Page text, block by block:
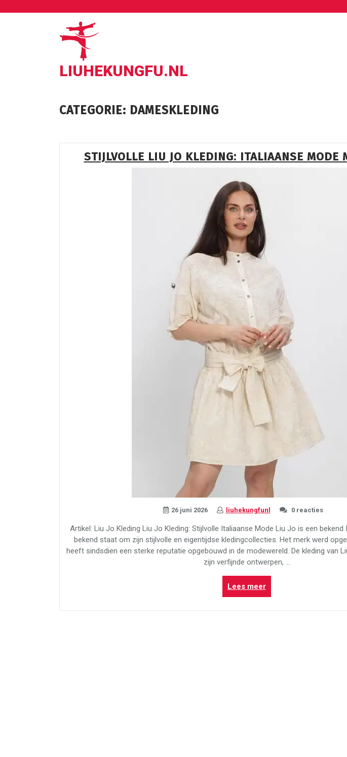
LIUHEKUNGFU.NL
CATEGORIE: DAMESKLEDING
STIJLVOLLE LIU JO KLEDING: ITALIAANSE MODE
26 juni 2026 liuhekungfunl 0 reacties
Artikel: Liu Jo Kleding Liu Jo Kleding: Stijlvolle Italiaanse Mode Liu Jo is een
bekend staat om zijn stijlvolle en eigentijdse kledingcollecties. Het merk werd
heeft sindsdien een sterke reputatie opgebouwd in de modewereld. De kleding van
zijn verfijnde ontwerpen, …
Lees meer“Stijlvolle
Liu
Jo